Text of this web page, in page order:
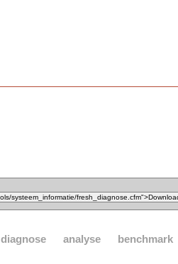
diagnose analyse benchmark